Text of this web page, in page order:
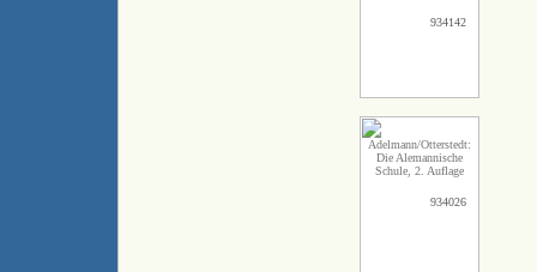
934142
934026